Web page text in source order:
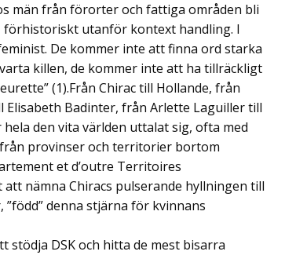
män från förorter och fattiga områden bli
förhistoriskt utanför kontext handling. I
De kommer inte att finna ord starka
killen, de kommer inte att ha tillräckligt
(1).Från Chirac till Hollande, från
Badinter, från Arlette Laguiller till
den vita världen uttalat sig, ofta med
provinser och territorier bortom
et d’outre Territoires
nämna Chiracs pulserande hyllningen till
denna stjärna för kvinnans
stödja DSK och hitta de mest bisarra